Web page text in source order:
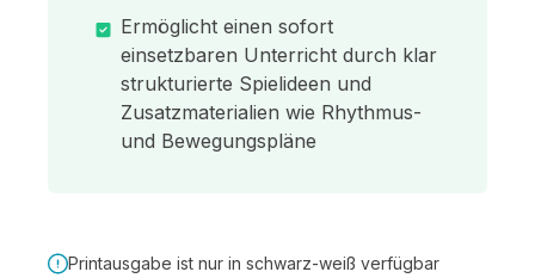
Ermöglicht einen sofort
einsetzbaren Unterricht durch klar
strukturierte Spielideen und
Zusatzmaterialien wie Rhythmus-
und Bewegungspläne
Printausgabe ist nur in schwarz-weiß verfügbar